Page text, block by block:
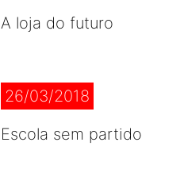
A loja do futuro
26/03/2018
Escola sem partido